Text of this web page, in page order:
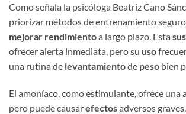
Como señala la psicóloga Beatriz Cano
priorizar métodos de entrenamiento
mejorar rendimientoa largo plazo. Esta
ofrecer alerta inmediata, pero su uso
una rutina de levantamientode peso bien
El amoníaco, como estimulante, ofrece una
pero puede causarefectosadversos